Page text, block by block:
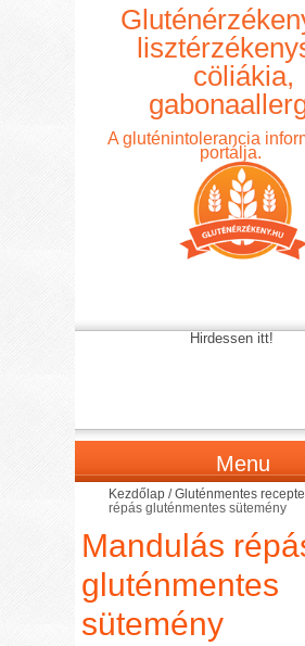
cöliákia,
A gluténintolerancia
portálja.
Hirdessen itt!
Menu
Kezdőlap /Gluténmentes
répás gluténmentes sütemény
Mandulás
gluténmentes
sütemény